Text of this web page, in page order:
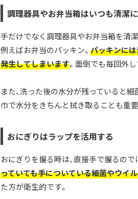
調理器具やお弁当箱はいつも清潔
手だけでなく調理器具やお弁当箱を清
例えばお弁当のパッキン。 パッキンに
発生してしまいます。面倒でも毎回外
また、洗った後の水分が残っていると
巾で水分をきちんと拭き取ることも重要
おにぎりはラップを活用する
おにぎりを握る時は、直接手で握るの
っていても手についている細菌やウイ
た方が衛生的です。